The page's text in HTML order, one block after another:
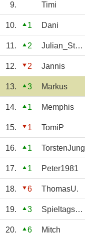
9. Timi
10. 1 Dani
11. 2 Julian_Steinbe
12. 2 Jannis
13. 3 Markus
14. 1 Memphis
15. 1 TomiP
16. 1 TorstenJung
17. 1 Peter1981
18. 6 ThomasU.
19. 3 Spieltagsmieze
20. 6 Mitch